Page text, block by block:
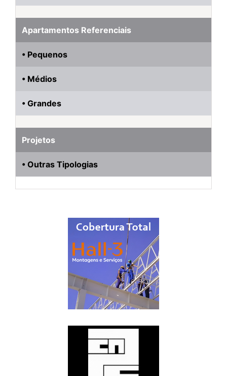
Apartamentos Referenciais
• Pequenos
• Médios
• Grandes
Projetos
• Outras Tipologias